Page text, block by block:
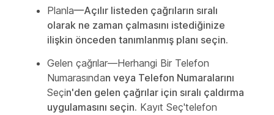
Planla—Açılır listeden çağrıların sıralı
olarak ne zaman çalmasını istediğinize
ilişkin önceden tanımlanmış planı seçin.
Gelen çağrılar—Herhangi Bir Telefon
Numarasından veya Telefon Numaralarını
Seçin'den gelen çağrılar için sıralı çaldırma
uygulamasını seçin. Kayıt Seç'telefon